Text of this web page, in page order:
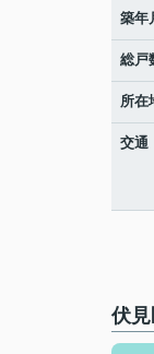
築年
総戸
所在
交通
伏